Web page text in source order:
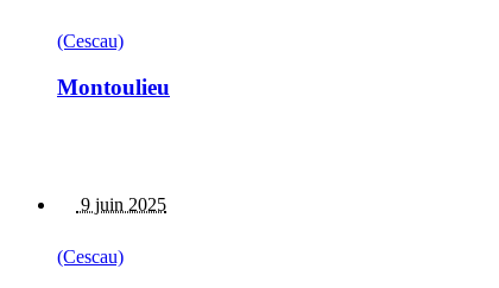
(Cescau)
Montoulieu
9 juin 2025
(Cescau)